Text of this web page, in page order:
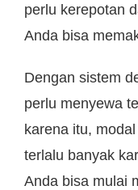
perlu kerepotan
Anda bisa
Dengan sistem
perlu menyewa
karena itu,
terlalu banyak
Anda bisa mulai